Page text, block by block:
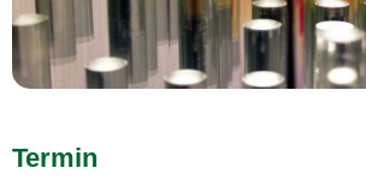
Termin